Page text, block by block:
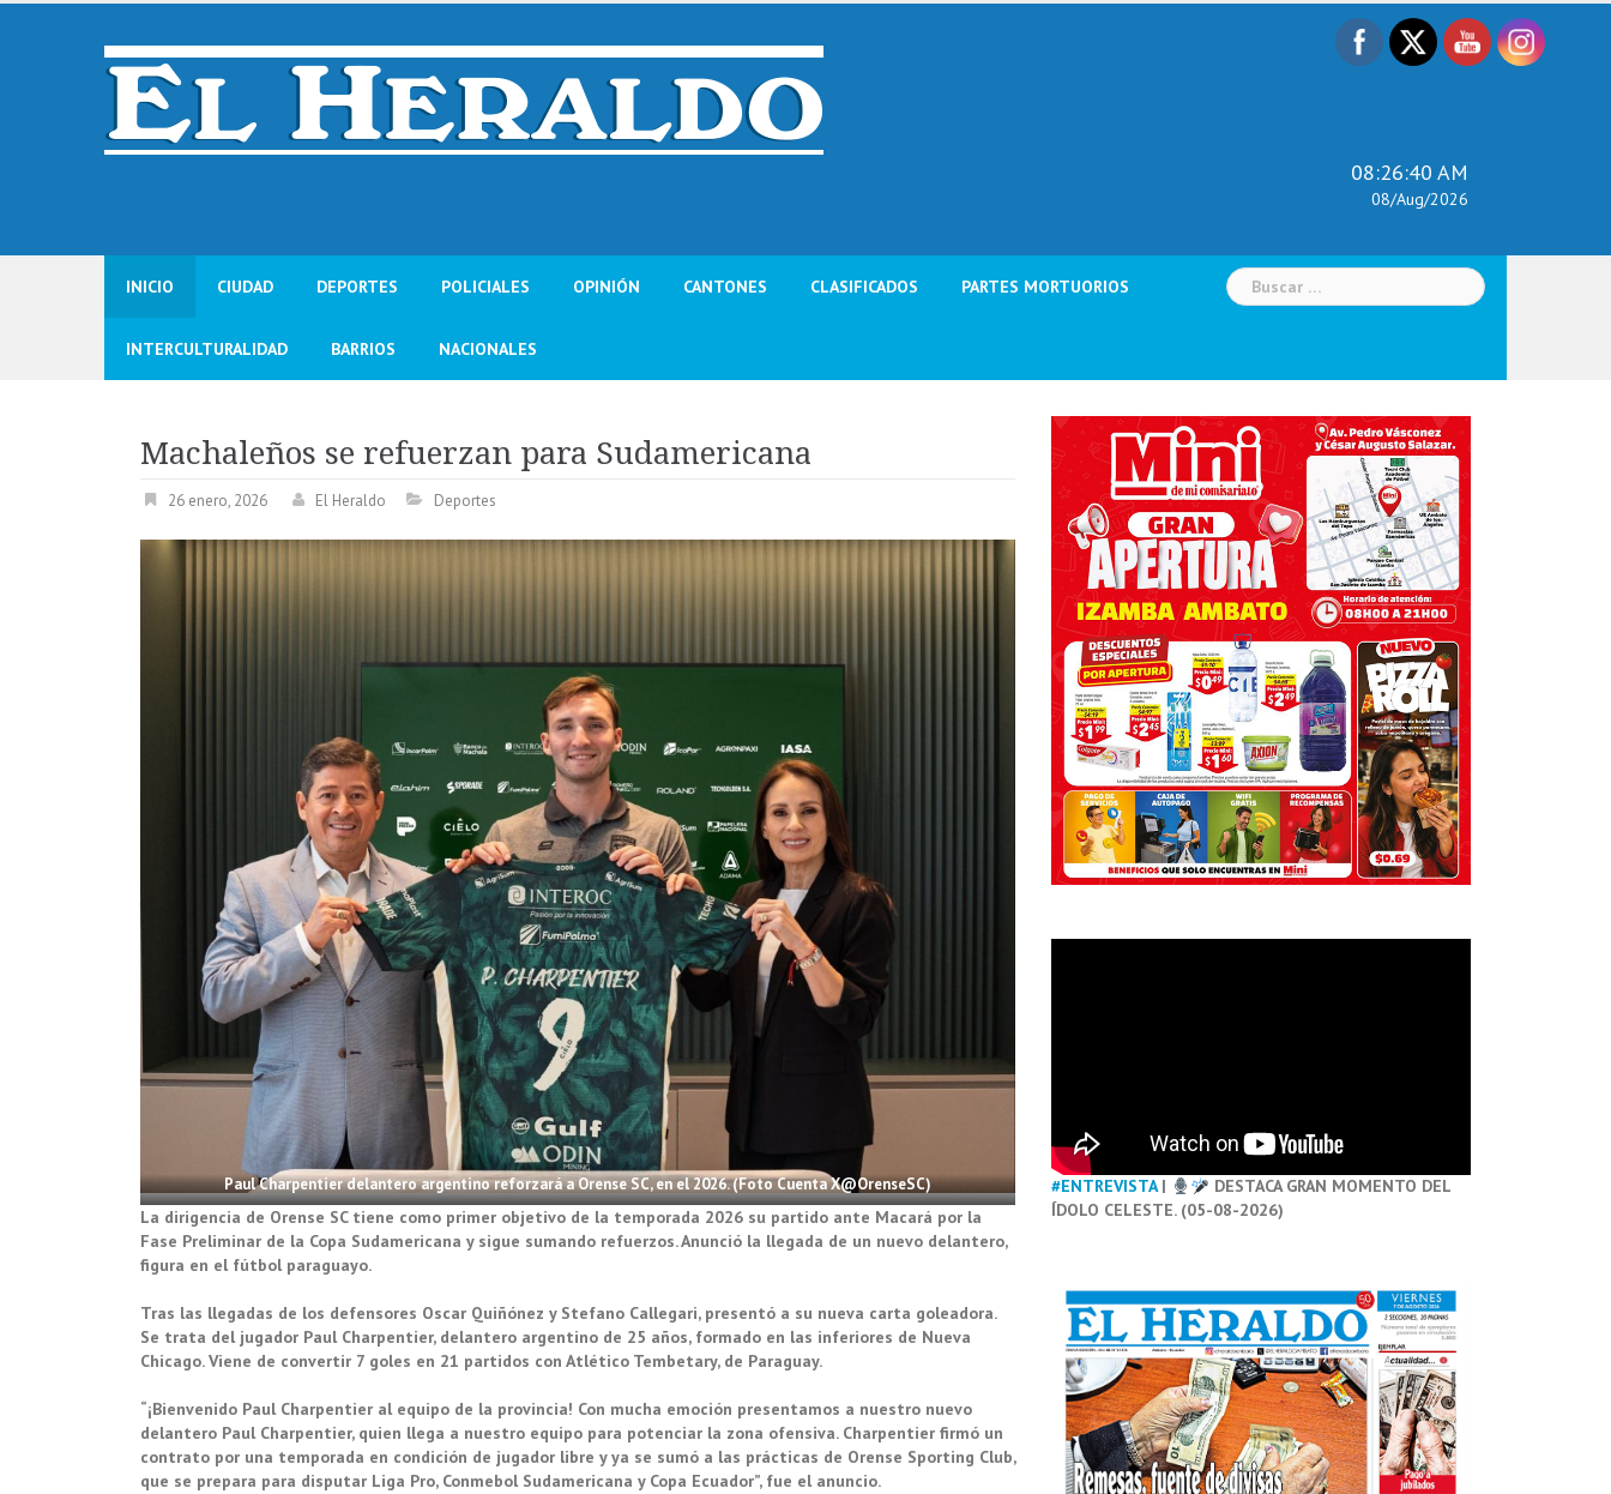
Skip
08:26:41 AM
08/Aug/2026
INICIO CIUDAD DEPORTES POLICIALES OPINIÓN CANTONES CLASIFICADOS PARTES MORTUORIOS
INTERCULTURALIDAD BARRIOS NACIONALES
Buscar:
Machaleños se refuerzan para Sudamericana
26 enero, 2026 El Heraldo Deportes
Paul Charpentier delantero argentino reforzará a Orense SC, en el 2026. (Foto Cuenta X@OrenseSC)
La dirigencia de Orense SC tiene como primer objetivo de la temporada 2026 su partido ante Macará por la
Fase Preliminar de la Copa Sudamericana y sigue sumando refuerzos. Anunció la llegada de un nuevo delantero,
figura en el fútbol paraguayo.
Tras las llegadas de los defensores Oscar Quiñónez y Stefano Callegari, presentó a su nueva carta goleadora.
Se trata del jugador Paul Charpentier, delantero argentino de 25 años, formado en las inferiores de Nueva
Chicago. Viene de convertir 7 goles en 21 partidos con Atlético Tembetary, de Paraguay.
“¡Bienvenido Paul Charpentier al equipo de la provincia! Con mucha emoción presentamos a nuestro nuevo
delantero Paul Charpentier, quien llega a nuestro equipo para potenciar la zona ofensiva. Charpentier firmó un
contrato por una temporada en condición de jugador libre y ya se sumó a las prácticas de Orense Sporting Club,
que se prepara para disputar Liga Pro, Conmebol Sudamericana y Copa Ecuador”, fue el anuncio.
#ENTREVISTA|
DESTACA GRAN MOMENTO DEL
ÍDOLO CELESTE. (05-08-2026)